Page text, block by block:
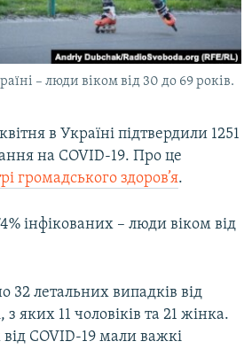
КРИМУ– люди віком від 30 до 69 років.
в Україні підтвердили 1251
на COVID-19. Про це
громадського здоров’я.
інфікованих – люди віком від
32 летальних випадків від
з яких 11 чоловіків та 21 жінка.
COVID-19 мали важкі